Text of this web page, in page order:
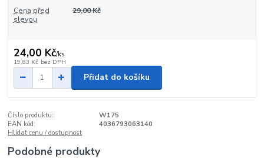
Cena před
slevou
29,00 Kč
24,00 Kč/ks
19,83 Kč bez DPH
Přidat do košíku
Číslo produktu:
W175
EAN kód:
4036793063140
Hlídat cenu / dostupnost
Podobné produkty